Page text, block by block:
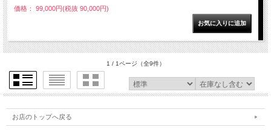
価格： 99,000円(税抜 90,000円)
1 / 1ページ （全9件）
お店のトップへ戻る